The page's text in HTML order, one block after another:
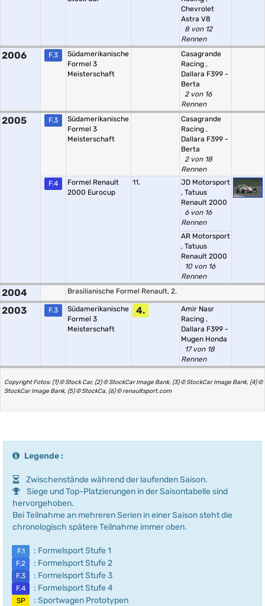
Chevrolet
Astra V8
8 von 12
Rennen
2006 F.3
Südamerikanische
Formel 3
Meisterschaft
Casagrande
Racing ,
Dallara F399 -
Berta
2 von 16
Rennen
2005 F.3
Südamerikanische
Formel 3
Meisterschaft
Casagrande
Racing ,
Dallara F399 -
Berta
2 von 18
Rennen
F.4
Formel Renault
2000 Eurocup
11.
JD Motorsport
, Tatuus
Renault 2000
6 von 16
Rennen
AR Motorsport
, Tatuus
Renault 2000
10 von 16
Rennen
2004 Brasilianische Formel Renault, 2.
2003 F.3
Südamerikanische
Formel 3
Meisterschaft
4.
Amir Nasr
Racing ,
Dallara F399 -
Mugen Honda
17 von 18
Rennen
Copyright Fotos: (1) © Stock Car, (2) © StockCar Image Bank, (3) © StockCar Image Bank, (4) ©
StockCar Image Bank, (5) © StockCa, (6) © renaultsport.com
Legende :
Zwischenstände während der laufenden Saison.
Siege und Top-Platzierungen in der Saisontabelle sind
hervorgehoben.
Bei Teilnahme an mehreren Serien in einer Saison steht die
chronologisch spätere Teilnahme immer oben.
F.1 : Formelsport Stufe 1
F.2 : Formelsport Stufe 2
F.3 : Formelsport Stufe 3
F.4 : Formelsport Stufe 4
SP : Sportwagen Prototypen